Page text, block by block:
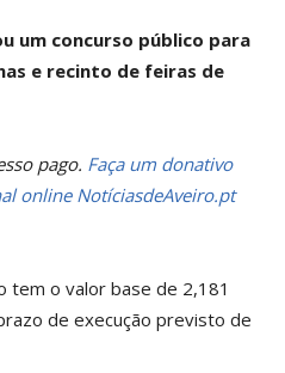
um concurso público para
e recinto de feiras de
pago. Faça um donativo
online NotíciasdeAveiro.pt
tem o valor base de 2,181
de execução previsto de